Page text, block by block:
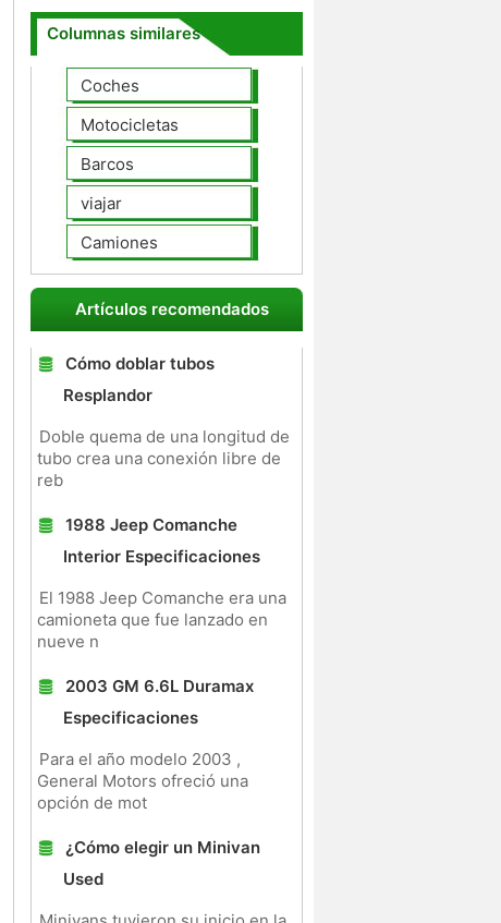
Columnas similares
Coches
Motocicletas
Barcos
viajar
Camiones
Artículos recomendados
Cómo doblar tubos
Resplandor
Doble quema de una longitud de
tubo crea una conexión libre de
reb
1988 Jeep Comanche
Interior Especificaciones
El 1988 Jeep Comanche era una
camioneta que fue lanzado en
nueve n
2003 GM 6.6L Duramax
Especificaciones
Para el año modelo 2003 ,
General Motors ofreció una
opción de mot
¿Cómo elegir un Minivan
Used